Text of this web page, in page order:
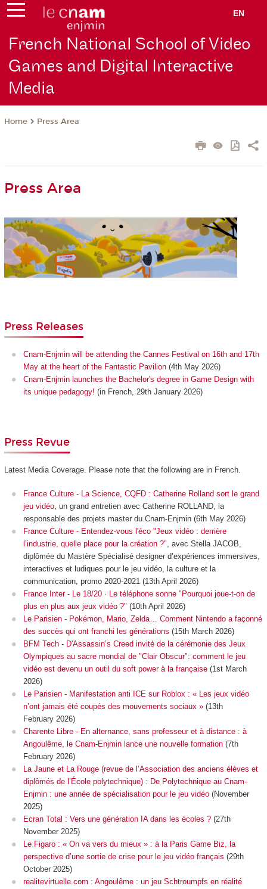
EN
French National School of Video
Games and Digital Interactive
Media
Home Press Area
Press Area
Press Releases
Cnam-Enjmin will be attending the Cannes Festival on 16th and 17th
May at the heart of the Fantastic Pavilion (4th May 2026)
Cnam-Enjmin launches the Bachelor's degree in Game Design with
its unique pedagogy! (in French, 29th January 2026)
Press Revue
Latest Media Coverage. Please note that the following are in French.
France Culture - La Science, CQFD : Catherine Rolland sort le grand
jeu vidéo, un grand entretien avec Catherine ROLLAND, la
responsable des projets master du Cnam-Enjmin (6th May 2026)
France Culture - Entendez-vous l'éco "Jeux vidéo : derrière
l’industrie, quelle place pour la création ?", avec Stella JACOB,
diplômée du Mastère Spécialisé designer d’expériences immersives,
interactives et ludiques pour le jeu vidéo, la culture et la
communication, promo 2020-2021 (13th April 2026)
France Inter - Le 18/20 · Le téléphone sonne "Pourquoi joue-t-on de
plus en plus aux jeux vidéo ?" (10th April 2026)
Le Parisien - Pokémon, Mario, Zelda… Comment Nintendo a façonné
des succès qui ont franchi les générations (15th March 2026)
BFM Tech - D'Assassin’s Creed invité de la cérémonie des Jeux
Olympiques au sacre mondial de "Clair Obscur": comment le jeu
vidéo est devenu un outil du soft power à la française (1st March
2026)
Le Parisien - Manifestation anti ICE sur Roblox : « Les jeux vidéo
n’ont jamais été coupés des mouvements sociaux » (13th
February 2026)
Charente Libre - En alternance, sans professeur et à distance : à
Angoulême, le Cnam-Enjmin lance une nouvelle formation (7th
February 2026)
La Jaune et La Rouge (revue de l’Association des anciens élèves et
diplômés de l’École polytechnique) : De Polytechnique au Cnam-
Enjmin : une année de spécialisation pour le jeu vidéo (November
2025)
Ecran Total : Vers une génération IA dans les écoles ? (27th
November 2025)
Le Figaro : « On va vers du mieux » : à la Paris Game Biz, la
perspective d’une sortie de crise pour le jeu vidéo français (29th
October 2025)
realitevirtuelle.com : Angoulême : un jeu Schtroumpfs en réalité